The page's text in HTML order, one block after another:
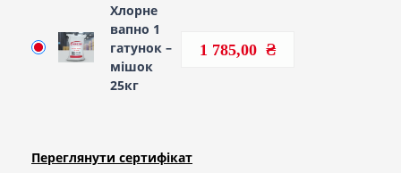
Хлорне
вапно 1
гатунок –
мішок
25кг
1 785,00
Переглянути сертифiкат